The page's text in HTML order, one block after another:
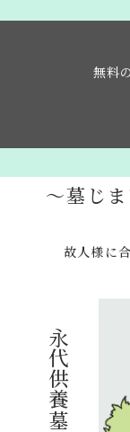
無料
〜墓じ
故人様に
永代供養墓